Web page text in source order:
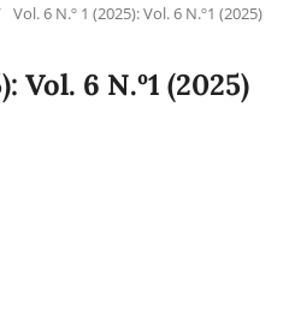
Vol. 6 N.º 1 (2025): Vol. 6 N.º1 (2025)
Vol. 6 N.º1 (2025)